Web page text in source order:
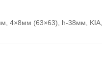
4×8мм (63×63), h-38мм,